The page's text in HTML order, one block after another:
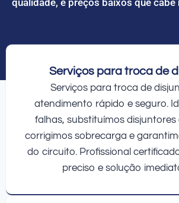
Serviços para troca de
Serviços para troca de
atendimento rápido e seguro.
falhas, substituímos disjuntores
corrigimos sobrecarga e
do circuito. Profissional
preciso e solução